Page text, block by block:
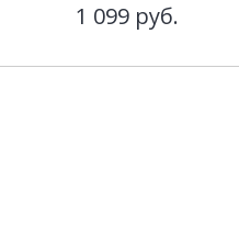
1 099 руб.